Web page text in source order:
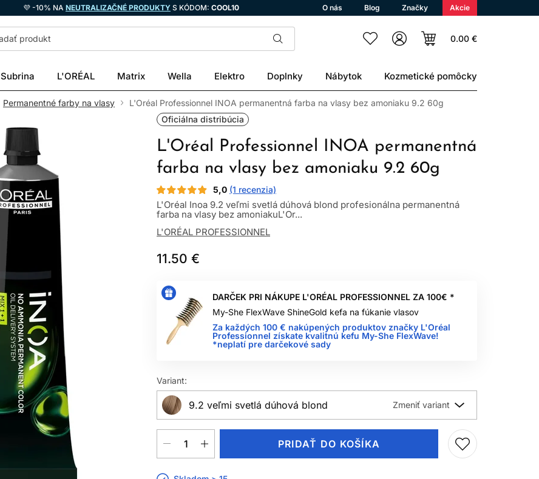
💜 -10% NA NEUTRALIZAČNÉ PRODUKTY S KÓDOM: COOL10 O nás Blog Značky Akcie
0.00 €
Subrina L'ORÉAL Matrix Wella Elektro Doplnky Nábytok Kozmetické pomôcky
Permanentné farby na vlasy
L'Oréal Professionnel INOA permanentná farba na vlasy bez amoniaku 9.2 60g
Oficiálna distribúcia
L'Oréal Professionnel INOA permanentná
farba na vlasy bez amoniaku 9.2 60g
5,0 (1 recenzia)
L'Oréal Inoa 9.2 veľmi svetlá dúhová blond profesionálna permanentná
farba na vlasy bez amoniakuL'Or...
L'ORÉAL PROFESSIONNEL
11.50 €
DARČEK PRI NÁKUPE L'ORÉAL PROFESSIONNEL ZA 100€ *
My-She FlexWave ShineGold kefa na fúkanie vlasov
Za každých 100 € nakúpených produktov značky L'Oréal
Professionnel získate kvalitnú kefu My-She FlexWave!
*neplatí pre darčekové sady
Variant:
9.2 veľmi svetlá dúhová blond
PRIDAŤ DO KOŠÍKA